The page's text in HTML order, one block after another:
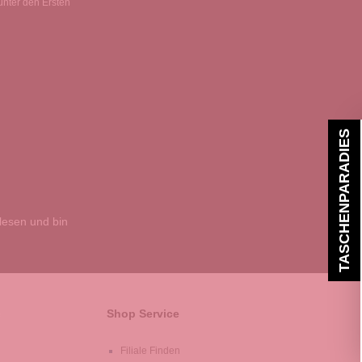
den Ersten
und bin
Shop Service
Filiale Finden
TASCHENPARADIES